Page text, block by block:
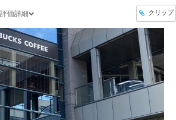
評価詳細 クリップ